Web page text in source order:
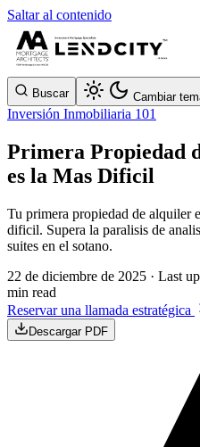
Saltar al contenido
Buscar Cambiar
Inversión Inmobiliaria 101
Primera Propiedad
es la Mas Dificil
Tu primera propiedad de alquiler
dificil. Supera la paralisis de
suites en el sotano.
22 de diciembre de 2025 · Last
min read
Reservar una llamada estratégica
Descargar PDF